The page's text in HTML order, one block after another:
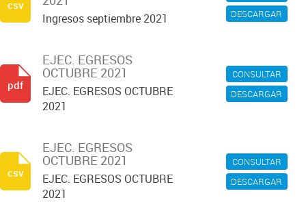
DESCARGAR
Ingresos septiembre 2021
csv
CONSULTAR
DESCARGAR
EJEC. EGRESOS
OCTUBRE 2021
EJEC. EGRESOS OCTUBRE
2021
pdf
CONSULTAR
DESCARGAR
EJEC. EGRESOS
OCTUBRE 2021
EJEC. EGRESOS OCTUBRE
2021
csv